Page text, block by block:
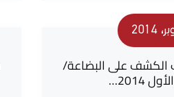
الكشف على البضاعة/